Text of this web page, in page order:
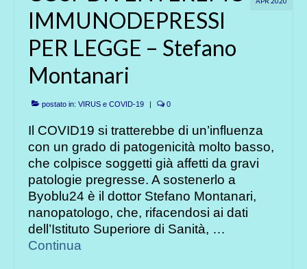
IMMUNODEPRESSI
PER LEGGE – Stefano
Montanari
postato in: VIRUS e COVID-19 | 0
Il COVID19 si tratterebbe di un’influenza
con un grado di patogenicità molto basso,
che colpisce soggetti già affetti da gravi
patologie pregresse. A sostenerlo a
Byoblu24 è il dottor Stefano Montanari,
nanopatologo, che, rifacendosi ai dati
dell’Istituto Superiore di Sanità, …
Continua